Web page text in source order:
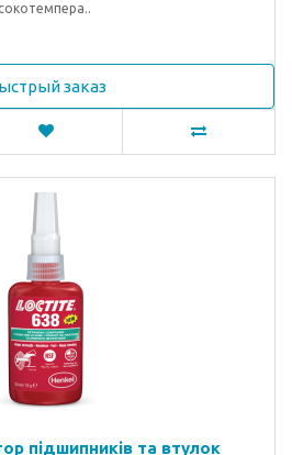
заказ
підшипників та втулок